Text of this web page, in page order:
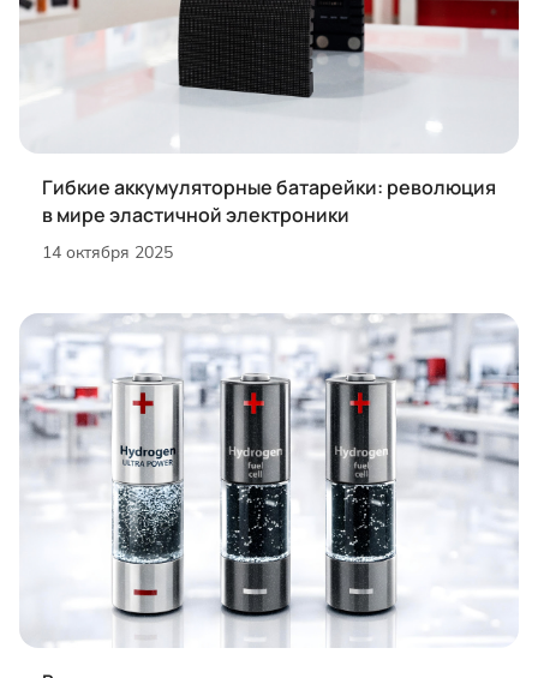
Гибкие аккумуляторные батарейки: революция
в мире эластичной электроники
14 октября 2025